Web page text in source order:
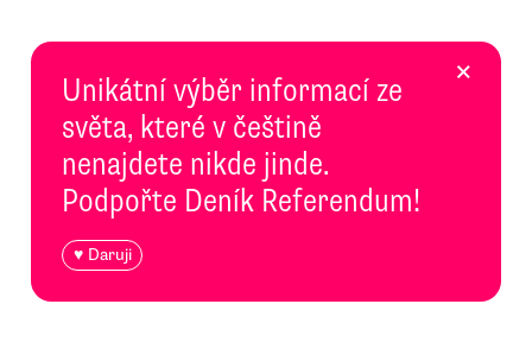
Unikátní výběr informací ze
světa, které v češtině
nenajdete nikde jinde.
Podpořte Deník Referendum!
♥ Daruji
×